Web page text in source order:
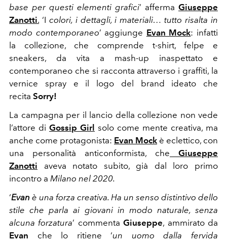
base per questi elementi grafici’ afferma Giuseppe
Zanotti. ‘I colori, i dettagli, i materiali… tutto risalta in
modo contemporaneo’ aggiunge Evan Mock: infatti
la collezione, che comprende t-shirt, felpe e
sneakers, da vita a mash-up inaspettato e
contemporaneo che si racconta attraverso i graffiti, la
vernice spray e il logo del brand ideato che
recita Sorry!
La campagna per il lancio della collezione non vede
l’attore di Gossip Girl solo come mente creativa, ma
anche come protagonista: Evan Mock è eclettico, con
una personalità anticonformista, che
Giuseppe
Zanotti aveva notato subito, già dal loro primo
incontro a Milano nel 2020.
‘Evan è una forza creativa. Ha un senso distintivo dello
stile che parla ai giovani in modo naturale, senza
alcuna forzatura’ commentaGiuseppe, ammirato da
Evan che lo ritiene ‘un uomo dalla fervida